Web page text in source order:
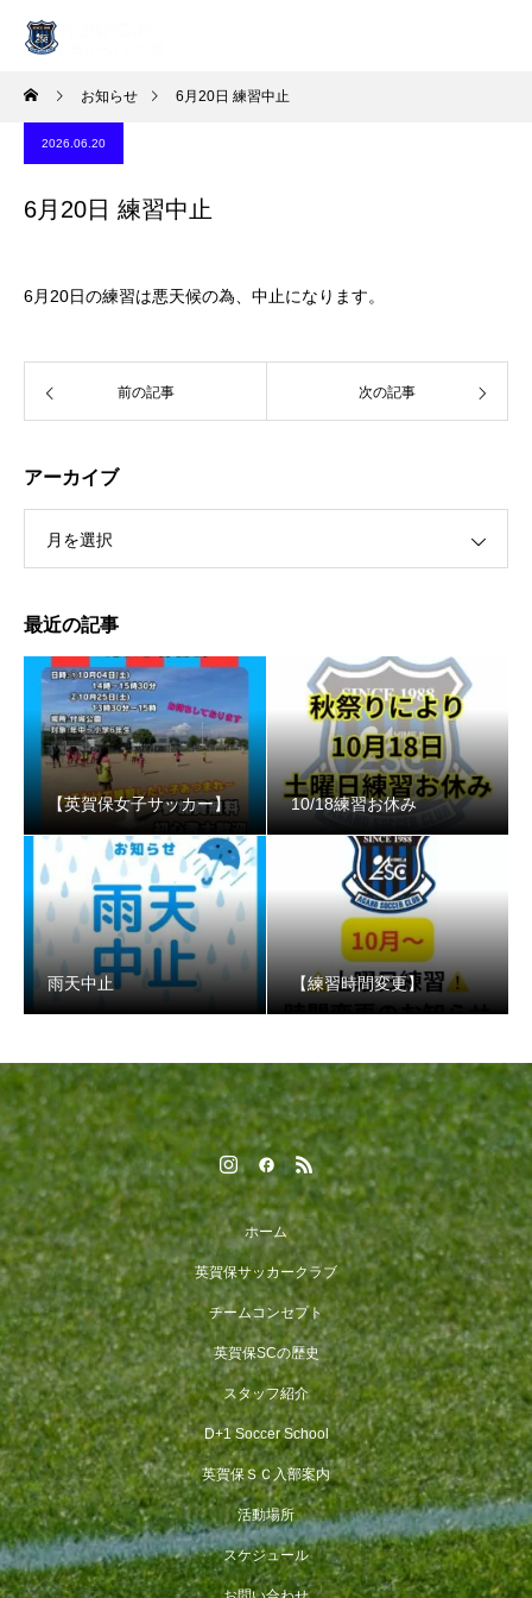
お知らせ 6月20日 練習中止
2026.06.20
6月20日 練習中止
6月20日の練習は悪天候の為、中止になります。
前の記事 次の記事
アーカイブ
月を選択
最近の記事
【英賀保女子サッカー】 10/18練習お休み
️雨天中止 【練習時間変更】
ホーム
英賀保サッカークラブ
チームコンセプト
英賀保SCの歴史
スタッフ紹介
D+1 Soccer School
英賀保ＳＣ入部案内
活動場所
スケジュール